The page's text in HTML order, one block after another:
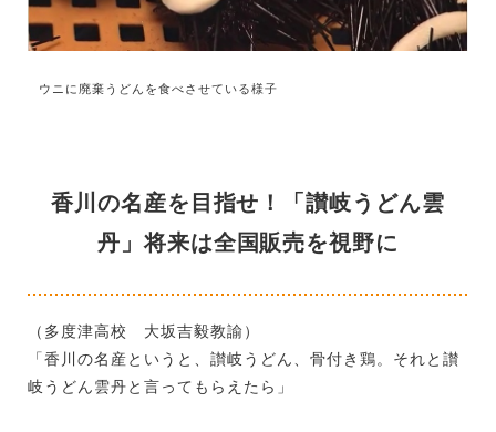
ウニに廃棄うどんを食べさせている様子
香川の名産を目指せ！「讃岐うどん雲
丹」将来は全国販売を視野に
（多度津高校 大坂吉毅教諭）
「香川の名産というと、讃岐うどん、骨付き鶏。それと讃
岐うどん雲丹と言ってもらえたら」